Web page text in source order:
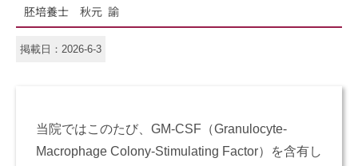
胚培養士 秋元 諭
掲載日：2026-6-3
当院ではこのたび、GM-CSF（Granulocyte-
Macrophage Colony-Stimulating Factor）を含有し